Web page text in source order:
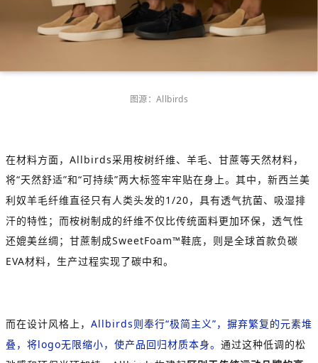
图源： Allbirds
在材料方面， Allbirds采用桉树纤维、羊毛、甘蔗等天然材料，
将“天然舒适”和“可持续”两大标签牢牢贴在身上。其中，新西兰美
利奴羊毛纤维直径只有人类头发的1/20，具有透气抗菌、吸湿排
汗的特性；而桉树制成的纤维不仅比传统面料更加环保，透气性
还媲美丝绸；甘蔗制成SweetFoam™鞋底，则是全球首款负碳
EVA材料，生产过程实现了碳中和。
而在设计风格上， Allbirds则奉行“极简主义”，摒弃繁复的元素堆
叠，将logo无限缩小，使产品回归材质本身。 通过这种低调的松